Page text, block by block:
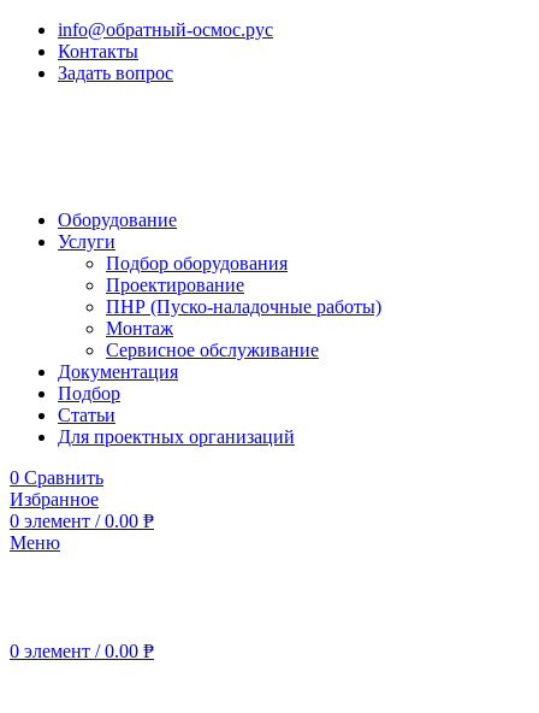
info@обратный-осмос.рус
Контакты
Задать вопрос
Оборудование
Услуги
Подбор оборудования
Проектирование
ПНР (Пуско-наладочные работы)
Монтаж
Сервисное обслуживание
Документация
Подбор
Статьи
Для проектных организаций
0 Сравнить
Избранное
0 элемент / 0.00 ₱
Меню
0 элемент / 0.00 ₱